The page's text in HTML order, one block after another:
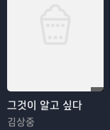
그것이 알고 싶다
김상중